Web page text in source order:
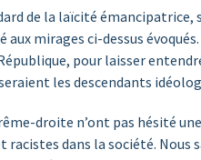
de la laïcité
mirages ci-dessus évoqués.
pour laisser
les descendants
droite n’ont pas hésité une
racistes dans la société.